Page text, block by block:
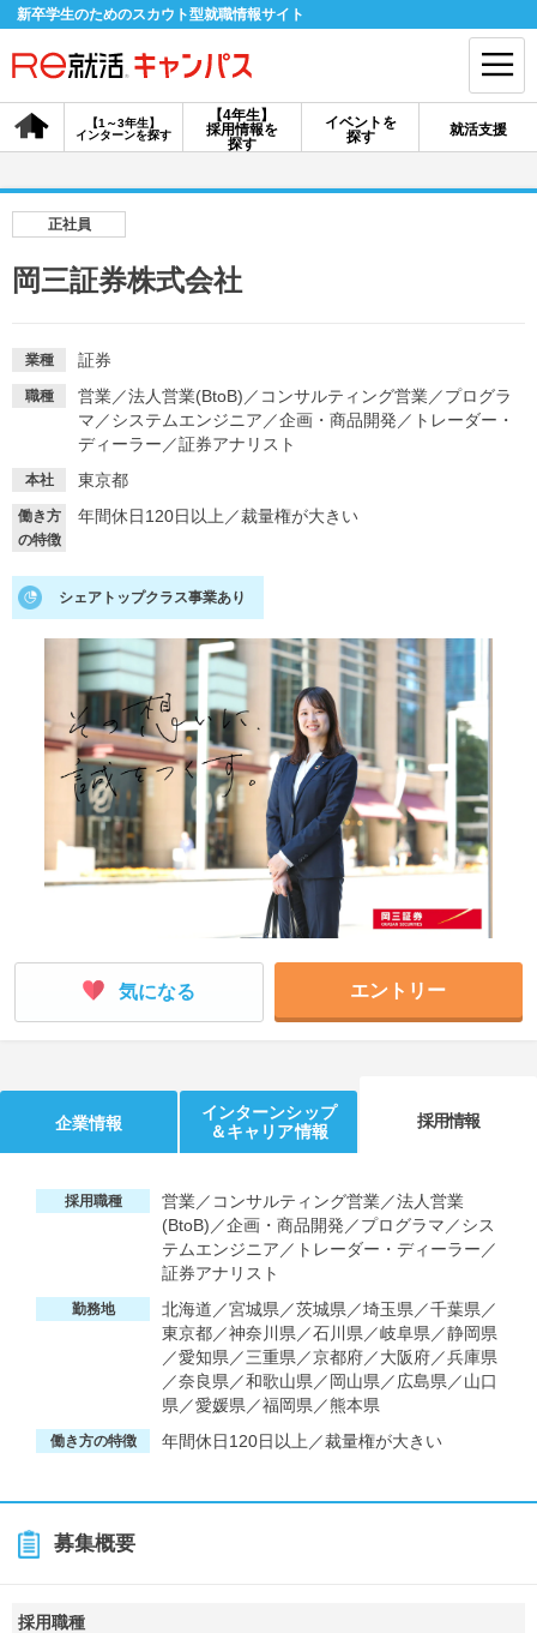
新卒学生のためのスカウト型就職情報サイト
【4年生】
採用情報を
探す
【1～3年生】
インターンを探す
イベントを
探す
就活支援
会員登録 ログイン
採用情報を探す
イベントを探す スカウト
就活ノウハウ・サポート
就活支援
適職診断
あなたに合う仕事を診断！
就活チャンネル
動画で対策講座をチェック
就活ニュースペーパー
就活時事ニュースを更新
よくある質問
不明点があればこちら
正社員
岡三証券株式会社
業種 証券
職種 営業／法人営業(BtoB) ／ コンサルティング営業／プログラ
マ ／システムエンジニア ／企画・商品開発 ／ トレーダー・
ディーラー ／証券アナリスト
本社 東京都
働き方
の特徴
年間休日120日以上 ／裁量権が大きい
シェアトップクラス事業あり
気になる エントリー
企業情報
インターンシップ
＆キャリア情報
採用情報
採用職種
営業／コンサルティング営業／法人営業
(BtoB)／企画・商品開発／プログラマ／シス
テムエンジニア／トレーダー・ディーラー／
証券アナリスト
勤務地
北海道／宮城県／茨城県／埼玉県／千葉県／
東京都／神奈川県／石川県／岐阜県／静岡県
／愛知県／三重県／京都府／大阪府／兵庫県
／奈良県／和歌山県／岡山県／広島県／山口
県／愛媛県／福岡県／熊本県
働き方の特徴 年間休日120日以上／裁量権が大きい
募集概要
採用職種